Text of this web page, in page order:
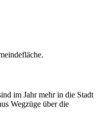
im Jahr mehr in die Stadt
Wegzüge über die